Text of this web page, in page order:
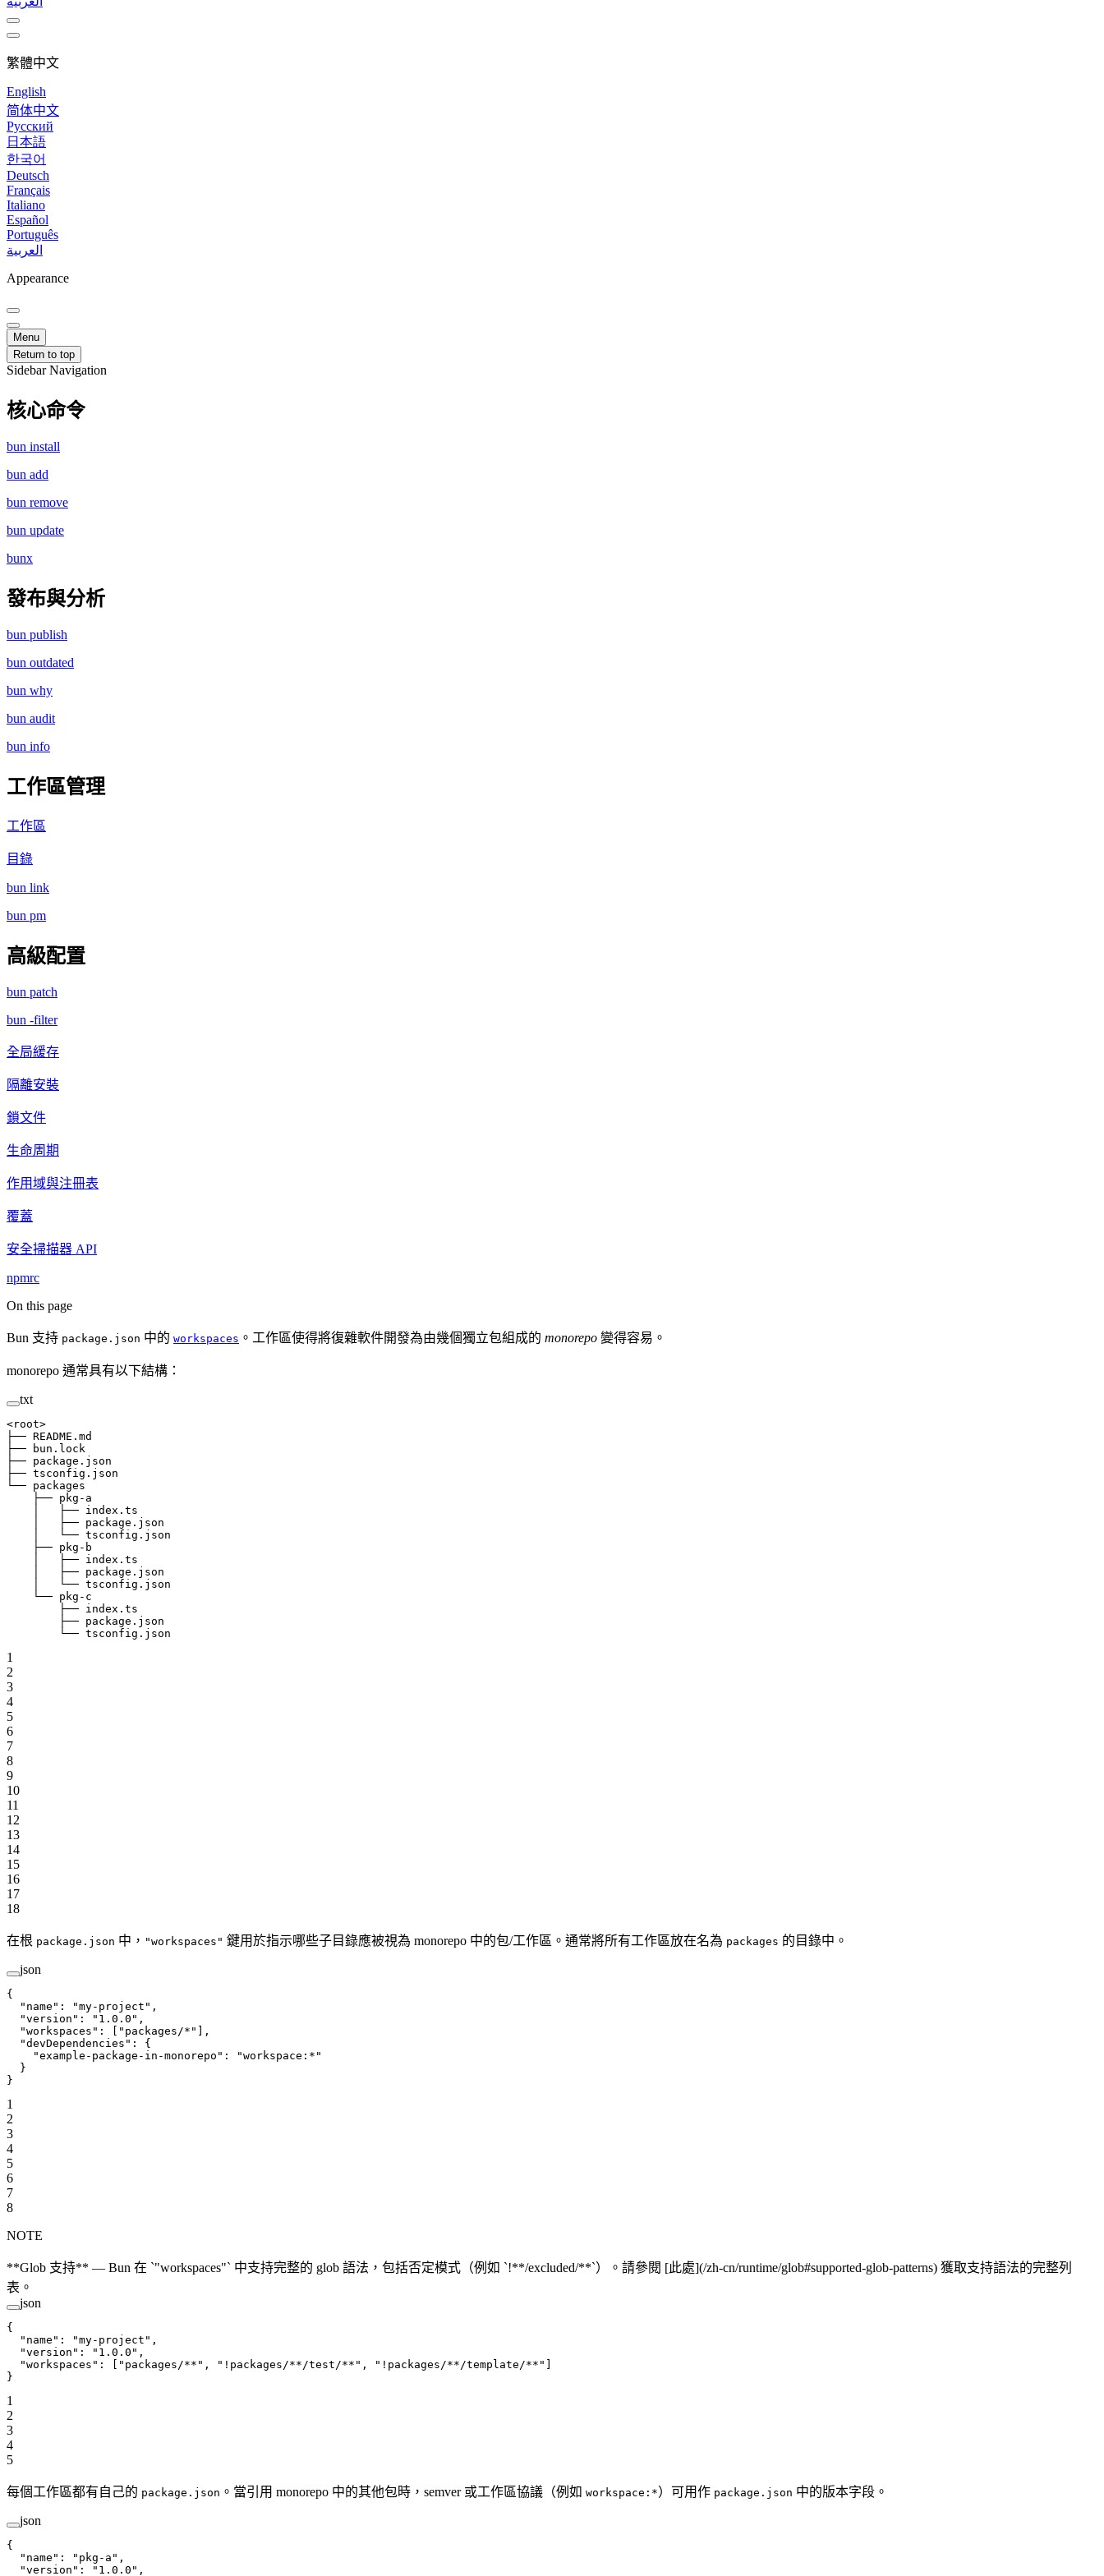
繁體中文
English
简体中文
Русский
日本語
한국어
Deutsch
Français
Italiano
Español
Português
العربية
Appearance
Menu
Return to top
Sidebar Navigation
核心命令
bun install
bun add
bun remove
bun update
bunx
發布與分析
bun publish
bun outdated
bun why
bun audit
bun info
工作區管理
工作區
目錄
bun link
bun pm
高級配置
bun patch
bun -filter
全局緩存
隔離安裝
鎖文件
生命周期
作用域與注冊表
覆蓋
安全掃描器 API
npmrc
On this page
Bun 支持 package.json 中的 workspaces 。工作區使得將復雜軟件開發為由幾個獨立包組成的 monorepo 變得容易。
monorepo 通常具有以下結構：
txt
<root>
├── README.md
├── bun.lock
├── package.json
├── tsconfig.json
└── packages
    ├── pkg-a
    │   ├── index.ts
    │   ├── package.json
    │   └── tsconfig.json
    ├── pkg-b
    │   ├── index.ts
    │   ├── package.json
    │   └── tsconfig.json
    └── pkg-c
        ├── index.ts
        ├── package.json
        └── tsconfig.json
1
2
3
4
5
6
7
8
9
10
11
12
13
14
15
16
17
18
在根 package.json 中， "workspaces" 鍵用於指示哪些子目錄應被視為 monorepo 中的包/工作區。通常將所有工作區放在名為 packages 的目錄中。
json
{
  "name"
: "my-project" ,
  "version"
: "1.0.0" ,
  "workspaces"
: [ "packages/*"
],
  "devDependencies"
: {
    "example-package-in-monorepo"
:
"workspace:*"
  }
}
1
2
3
4
5
6
7
8
NOTE
**Glob 支持** — Bun 在 `"workspaces"` 中支持完整的 glob 語法，包括否定模式（例如 `!**/excluded/**`）。請參閱 [此處](/zh-cn/runtime/glob#supported-glob-patterns) 獲取支持語法的完整列
表。
json
{
  "name"
: "my-project" ,
  "version"
: "1.0.0" ,
  "workspaces"
: [ "packages/**" , "!packages/**/test/**" , "!packages/**/template/**"
}
1
2
3
4
5
每個工作區都有自己的 package.json 。當引用 monorepo 中的其他包時，semver 或工作區協議（例如 workspace:*）可用作 package.json 中的版本字段。
json
{
  "name"
: "pkg-a" ,
  "version"
: "1.0.0" ,